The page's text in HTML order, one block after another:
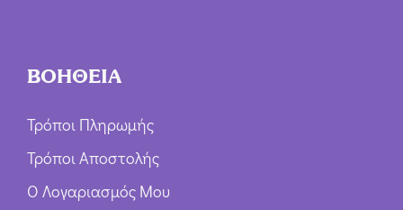
ΒΟΗΘΕΙΑ
Τρόποι Πληρωμής
Τρόποι Αποστολής
Ο Λογαριασμός Μου